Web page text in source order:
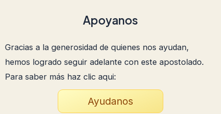
Apoyanos
Gracias a la generosidad de quienes nos ayudan,
hemos logrado seguir adelante con este apostolado.
Para saber más haz clic aqui:
Ayudanos